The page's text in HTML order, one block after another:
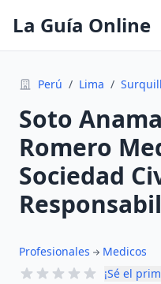
La Guía Online
Perú / Lima /
Soto
Romero
Sociedad
Profesionales
Medicos
¡Sé el